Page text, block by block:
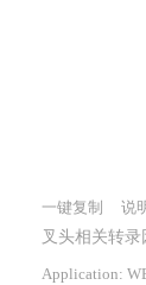
一键复制 说
叉头相关转录
Application: